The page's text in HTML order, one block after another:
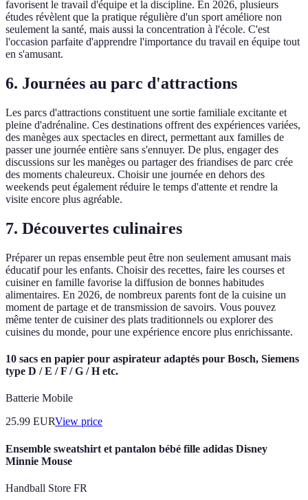
favorisent le travail d'équipe et la discipline. En 2026, plusieurs
études révèlent que la pratique régulière d'un sport améliore non
seulement la santé, mais aussi la concentration à l'école. C'est
l'occasion parfaite d'apprendre l'importance du travail en équipe tout
en s'amusant.
6. Journées au parc d'attractions
Les parcs d'attractions constituent une sortie familiale excitante et
pleine d'adrénaline. Ces destinations offrent des expériences variées,
des manèges aux spectacles en direct, permettant aux familles de
passer une journée entière sans s'ennuyer. De plus, engager des
discussions sur les manèges ou partager des friandises de parc crée
des moments chaleureux. Choisir une journée en dehors des
weekends peut également réduire le temps d'attente et rendre la
visite encore plus agréable.
7. Découvertes culinaires
Préparer un repas ensemble peut être non seulement amusant mais
éducatif pour les enfants. Choisir des recettes, faire les courses et
cuisiner en famille favorise la diffusion de bonnes habitudes
alimentaires. En 2026, de nombreux parents font de la cuisine un
moment de partage et de transmission de savoirs. Vous pouvez
même tenter de cuisiner des plats traditionnels ou explorer des
cuisines du monde, pour une expérience encore plus enrichissante.
10 sacs en papier pour aspirateur adaptés pour Bosch, Siemens
type D / E / F / G / H etc.
Batterie Mobile
25.99 EURView price
Ensemble sweatshirt et pantalon bébé fille adidas Disney
Minnie Mouse
Handball Store FR